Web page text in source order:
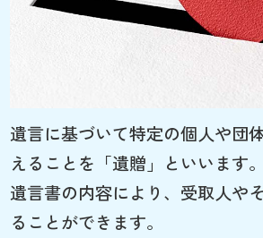
遺言に基づいて特定の個人や団
えることを「遺贈」といいます。
遺言書の内容により、受取人や
ることができます。